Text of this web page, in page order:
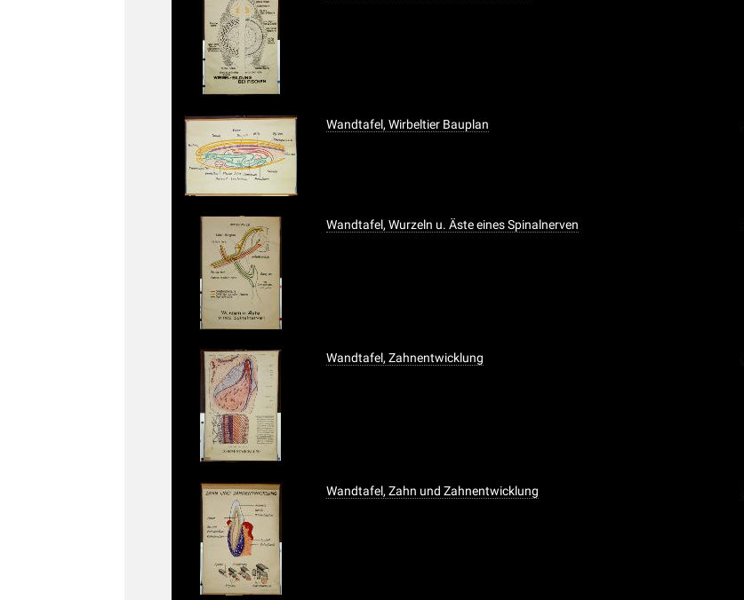
Wandtafel, Wirbeltier Bauplan
Wandtafel, Wurzeln u. Äste eines Spinalnerven
Wandtafel, Zahnentwicklung
Wandtafel, Zahn und Zahnentwicklung